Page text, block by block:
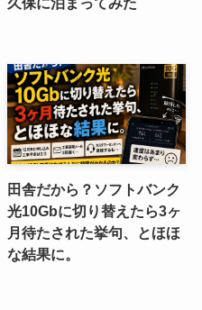
田舎だから？ソフトバンク
光10Gbに切り替えたら3ヶ
月待たされた挙句、とほほ
な結果に。